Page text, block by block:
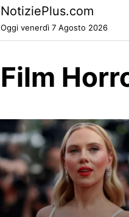
NotiziePlus.com
Oggi venerdì 7 Agosto 2026
Film